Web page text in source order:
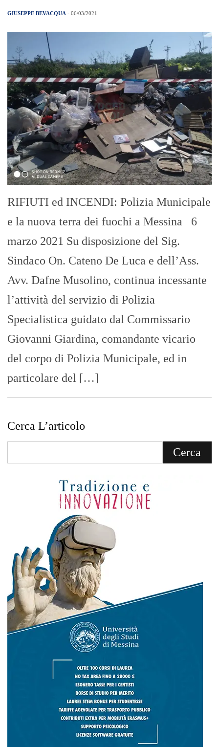
GIUSEPPE BEVACQUA - 06/03/2021
RIFIUTI ed INCENDI: Polizia Municipale
e la nuova terra dei fuochi a Messina 6
marzo 2021 Su disposizione del Sig.
Sindaco On. Cateno De Luca e dell’Ass.
Avv. Dafne Musolino, continua incessante
l’attività del servizio di Polizia
Specialistica guidato dal Commissario
Giovanni Giardina, comandante vicario
del corpo di Polizia Municipale, ed in
particolare del […]
Cerca L’articolo